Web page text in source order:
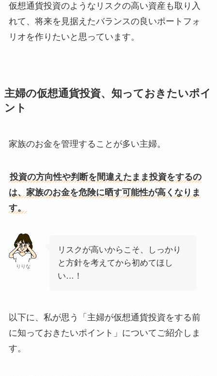
仮想通貨投資のようなリスクの高い資産も取り入
れて、将来を見据えたバランスの良いポートフォ
リオを作りたいと思っています。
主婦の仮想通貨投資、知っておきたいポイ
ント
家族のお金を管理することが多い主婦。
投資の方向性や判断を間違えたまま投資をするの
は、家族のお金を危険に晒す可能性が高くなりま
す。
りりな
リスクが高いからこそ、しっかり
と方針を考えてから初めてほし
い…！
以下に、私が思う「主婦が仮想通貨投資をする前
に知っておきたいポイント」についてご紹介しま
す。